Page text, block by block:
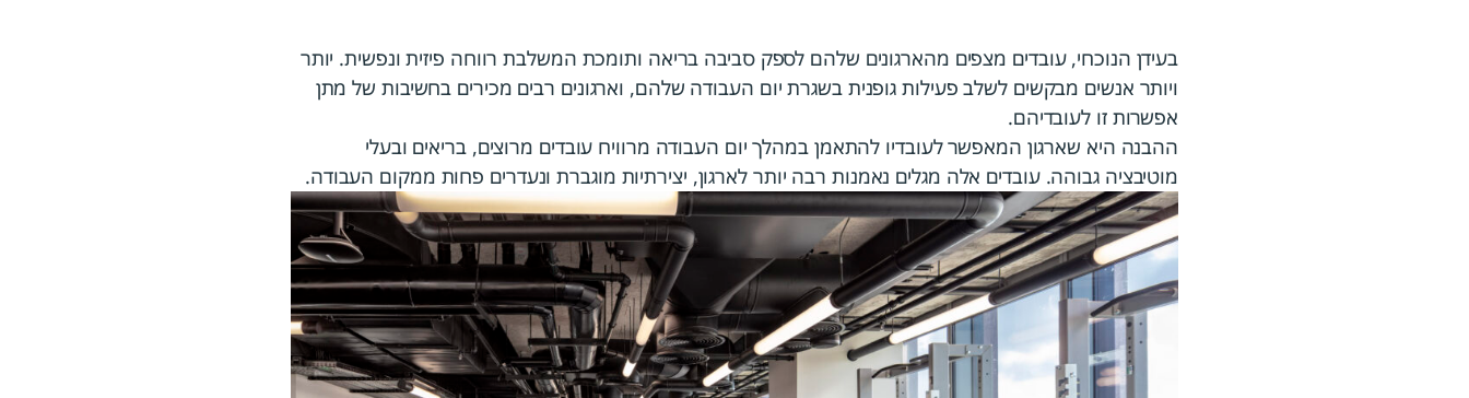
בעידן הנוכחי, עובדים מצפים מהארגונים שלהם לספק סביבה בריאה ותומכת המשלבת רווחה פיזית ונפשית. יותר
ויותר אנשים מבקשים לשלב פעילות גופנית בשגרת יום העבודה שלהם, וארגונים רבים מכירים בחשיבות של מתן
אפשרות זו לעובדיהם.
ההבנה היא שארגון המאפשר לעובדיו להתאמן במהלך יום העבודה מרוויח עובדים מרוצים, בריאים ובעלי
מוטיבציה גבוהה. עובדים אלה מגלים נאמנות רבה יותר לארגון, יצירתיות מוגברת ונעדרים פחות ממקום העבודה.